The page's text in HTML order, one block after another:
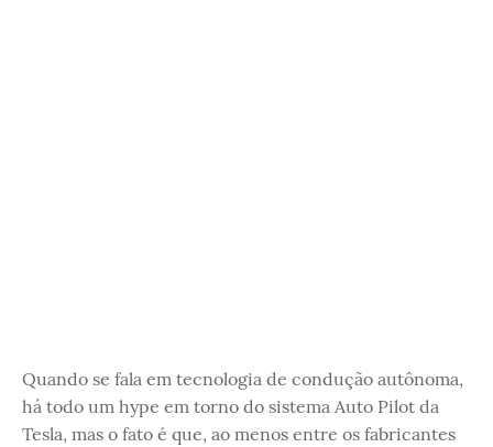
Quando se fala em tecnologia de condução autônoma,
há todo um hype em torno do sistema Auto Pilot da
Tesla, mas o fato é que, ao menos entre os fabricantes